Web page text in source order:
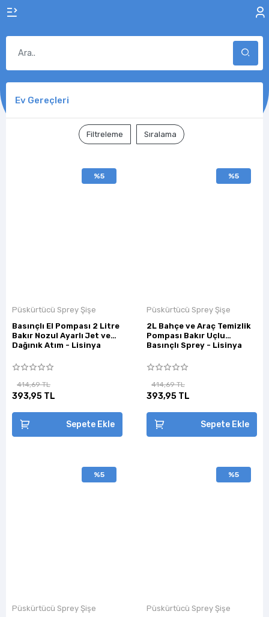
Ev Gereçleri
Filtreleme Sıralama
%5
Püskürtücü Sprey Şişe
Basınçlı El Pompası 2 Litre
Bakır Nozul Ayarlı Jet ve
Dağınık Atım - Lisinya
414,69 TL
393,95 TL
Sepete Ekle
%5
Püskürtücü Sprey Şişe
2L Bahçe ve Araç Temizlik
Pompası Bakır Uçlu
Basınçlı Sprey - Lisinya
414,69 TL
393,95 TL
Sepete Ekle
%5
Püskürtücü Sprey Şişe
%5
Püskürtücü Sprey Şişe